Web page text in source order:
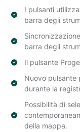
I pulsanti
barra degli
barra degli
Il pulsante
Nuovo pulsante
durante la
Possibilità di
della mappa.